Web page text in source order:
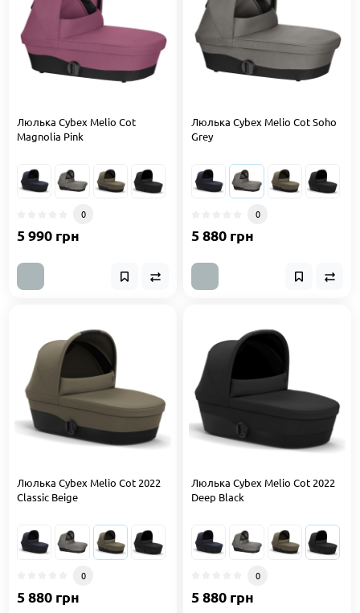
Люлька Cybex Melio Cot
Magnolia Pink
0
5 990 грн
Люлька Cybex Melio Cot Soho
Grey
0
5 880 грн
Люлька Cybex Melio Cot 2022
Classic Beige
0
5 880 грн
Люлька Cybex Melio Cot 2022
Deep Black
0
5 880 грн